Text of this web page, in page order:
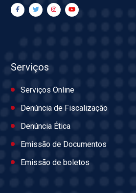
Serviços
Serviços Online
Denúncia de Fiscalização
Denúncia Ética
Emissão de Documentos
Emissão de boletos